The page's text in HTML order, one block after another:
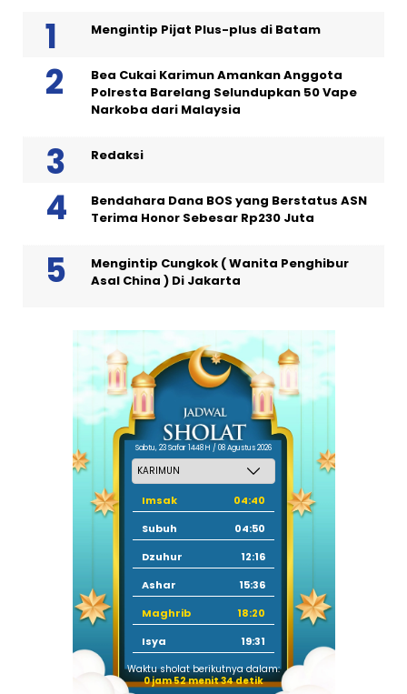
Mengintip Pijat Plus-plus di Batam
Bea Cukai Karimun Amankan Anggota
Polresta Barelang Selundupkan 50 Vape
Narkoba dari Malaysia
Redaksi
Bendahara Dana BOS yang Berstatus ASN
Terima Honor Sebesar Rp230 Juta
Mengintip Cungkok ( Wanita Penghibur
Asal China ) Di Jakarta
Sabtu, 23 Safar 1448 H / 08 Agustus 2026
Imsak
04:40
Subuh
04:50
Dzuhur
12:16
Ashar
15:36
Maghrib
18:20
Isya
19:31
Waktu sholat berikutnya dalam:
0 jam 52 menit 33 detik